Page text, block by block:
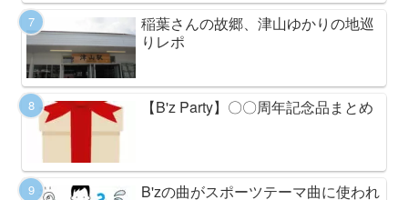
稲葉さんの故郷、津山ゆかりの地巡
りレポ
【B'z Party】〇〇周年記念品まとめ
B'zの曲がスポーツテーマ曲に使われ